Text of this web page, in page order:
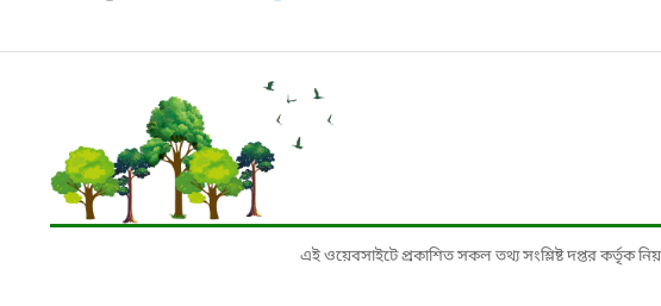
এই ওয়েবসাইটে প্রকাশিত সকল তথ্য সংশ্লিষ্ট দপ্তর কর্তৃক